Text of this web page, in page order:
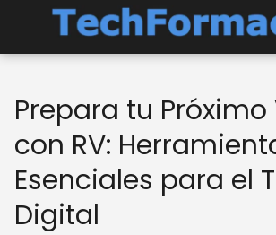
Prepara tu Próximo
con RV:
Esenciales para el
Digital